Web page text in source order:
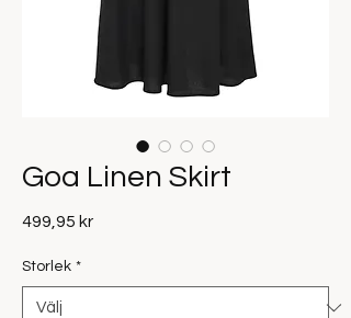
Goa Linen Skirt
499,95 krPris
Storlek *